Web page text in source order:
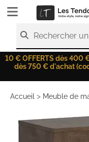
Rechercher
10 € OFFERTS dès 400
dès 750 € d'achat
Accueil > Meuble de